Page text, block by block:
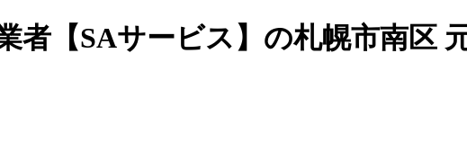
者【SAサービス】の札幌市南区